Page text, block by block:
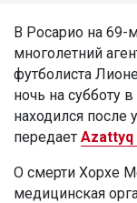
В Росарио на 69-
многолетний
футболиста
ночь на субботу
находился после
передает Azattyq
О смерти Хорхе
медицинская